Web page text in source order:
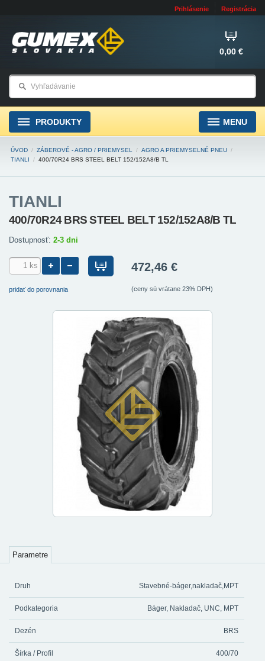
Prihlásenie Registrácia
0,00 €
PRODUKTY MENU
ÚVOD / ZÁBEROVÉ - AGRO / PRIEMYSEL / AGRO A PRIEMYSELNÉ PNEU /
TIANLI
/ 400/70R24 BRS STEEL BELT 152/152A8/B TL
TIANLI
400/70R24 BRS STEEL BELT 152/152A8/B TL
Dostupnosť: 2-3 dni
pridať do porovnania
472,46 €
(ceny sú vrátane 23% DPH)
Parametre
Druh Stavebné-báger,nakladač,MPT
Podkategoria Báger, Nakladač, UNC, MPT
Dezén BRS
Šírka / Profil 400/70